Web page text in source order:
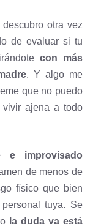
otra vez
de evaluar si tu
con más
. Y algo me
que no puedo
vivir ajena a todo
e improvisado
de menos de
físico que bien
tuya. Se
la duda ya está